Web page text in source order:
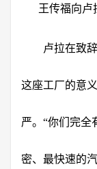
王传福向卢
卢拉在致
这座工厂的意
严。“你们完全
密、最快速的